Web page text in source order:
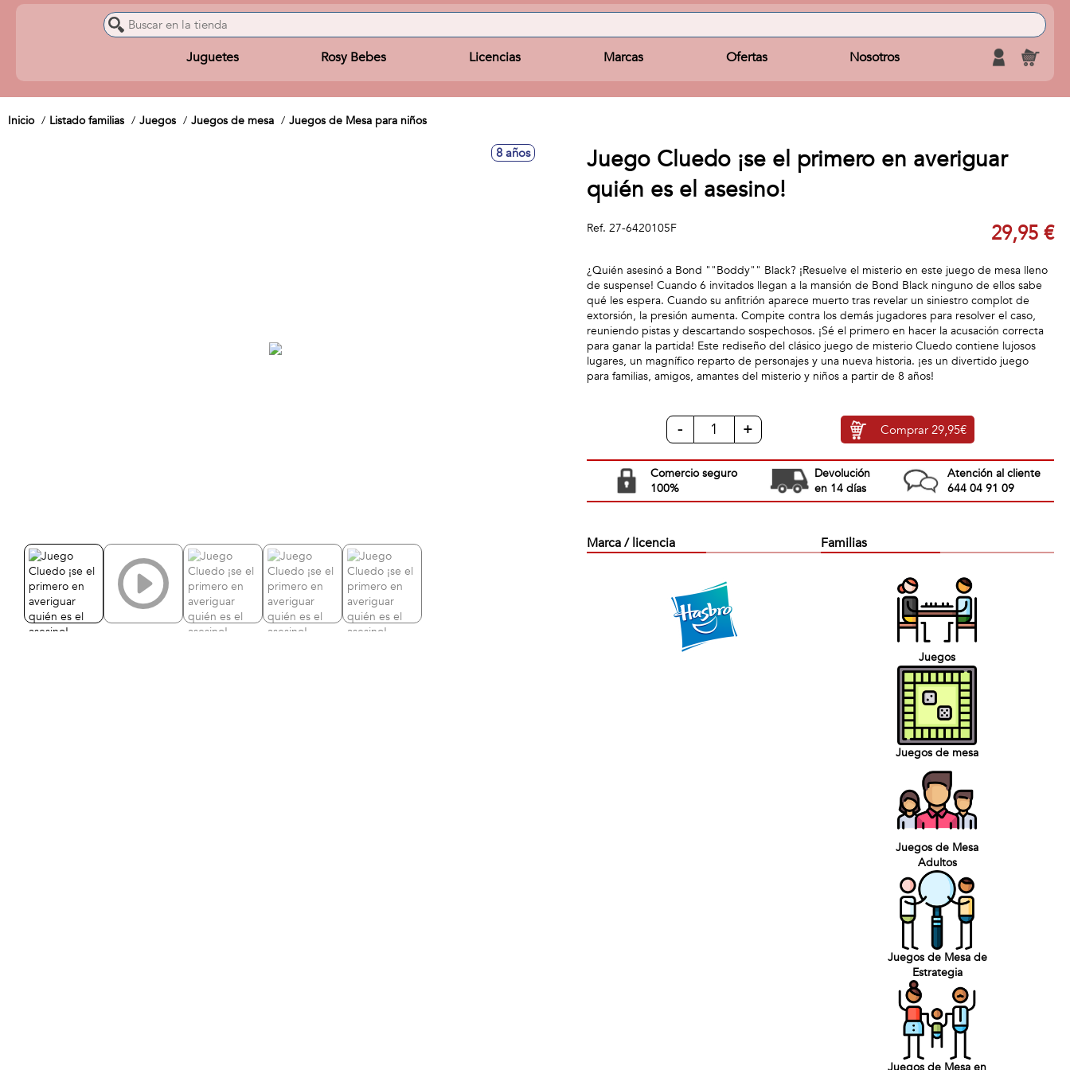
Juguetes Rosy Bebes Licencias Marcas Ofertas Nosotros
Inicio Listado familias Juegos Juegos de mesa Juegos de Mesa para niños
8 años
Juego Cluedo ¡se el primero en averiguar
quién es el asesino!
Ref. 27-6420105F 29,95 €
¿Quién asesinó a Bond ""Boddy"" Black? ¡Resuelve el misterio en este juego de mesa lleno
de suspense! Cuando 6 invitados llegan a la mansión de Bond Black ninguno de ellos sabe
qué les espera. Cuando su anfitrión aparece muerto tras revelar un siniestro complot de
extorsión, la presión aumenta. Compite contra los demás jugadores para resolver el caso,
reuniendo pistas y descartando sospechosos. ¡Sé el primero en hacer la acusación correcta
para ganar la partida! Este rediseño del clásico juego de misterio Cluedo contiene lujosos
lugares, un magnífico reparto de personajes y una nueva historia. ¡es un divertido juego
para familias, amigos, amantes del misterio y niños a partir de 8 años!
- + Comprar29,95€
Comercio seguro
100%
Devolución
en 14 días
Atención al cliente
644 04 91 09
Marca / licencia Familias
Juegos
Juegos de mesa
Juegos de Mesa
Adultos
Juegos de Mesa de
Estrategia